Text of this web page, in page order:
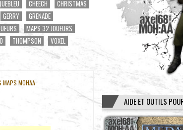
CHEECH
CHRISTMAS
GERRY
GRENADE
MAPS 32 JOUEURS
THOMPSON
VOXEL
MAPS MOHAA
AIDE ET OUTILS